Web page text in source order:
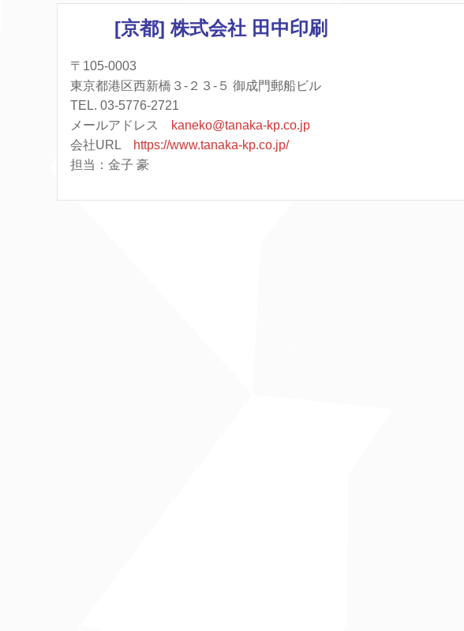
[京都] 株式会社 田中印刷
〒105-0003
東京都港区西新橋３-２３-５ 御成門郵船ビル
TEL. 03-5776-2721
メールアドレス
kaneko@tanaka-kp.co.jp
会社URL
https://www.tanaka-kp.co.jp/
担当：金子 豪